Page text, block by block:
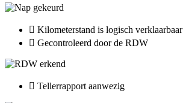
Kilometerstand is logisch verklaarbaar
Gecontroleerd door de RDW
Tellerrapport aanwezig